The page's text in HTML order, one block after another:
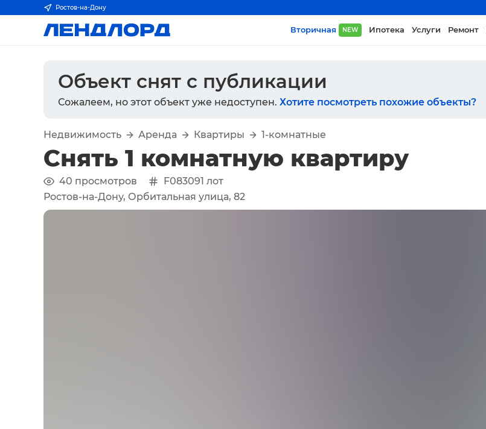
Ростов-на-Дону
Вторичная NEW Ипотека Услуги Ремонт
Объект снят с публикации
Сожалеем, но этот объект уже недоступен. Хотите посмотреть похожие объекты?
Недвижимость Аренда Квартиры 1-комнатные
Снять 1 комнатную квартиру
40 просмотров F083091 лот
Ростов-на-Дону, Орбитальная улица, 82